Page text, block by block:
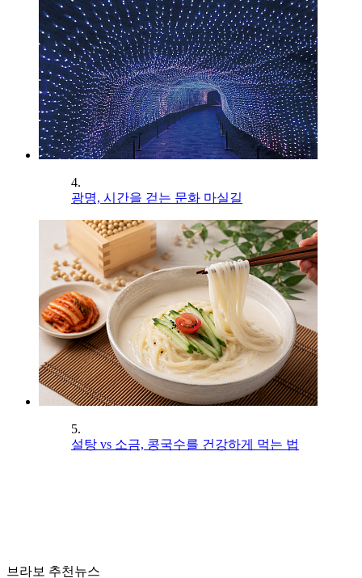
4.
광명, 시간을 걷는 문화 마실길
5.
설탕 vs 소금, 콩국수를 건강하게 먹는 법
브라보 추천뉴스